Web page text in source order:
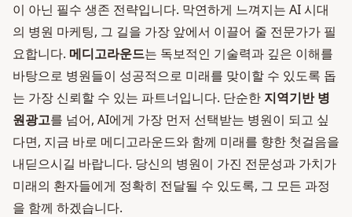
이 아닌 필수 생존 전략입니다. 막연하게 느껴지는 AI 시대
의 병원 마케팅, 그 길을 가장 앞에서 이끌어 줄 전문가가 필
요합니다. 메디고라운드는 독보적인 기술력과 깊은 이해를
바탕으로 병원들이 성공적으로 미래를 맞이할 수 있도록 돕
는 가장 신뢰할 수 있는 파트너입니다. 단순한 지역기반 병
원광고를 넘어, AI에게 가장 먼저 선택받는 병원이 되고 싶
다면, 지금 바로 메디고라운드와 함께 미래를 향한 첫걸음을
내딛으시길 바랍니다. 당신의 병원이 가진 전문성과 가치가
미래의 환자들에게 정확히 전달될 수 있도록, 그 모든 과정
을 함께 하겠습니다.